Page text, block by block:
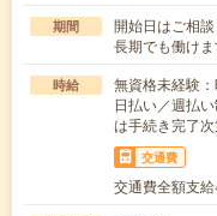
期間
開始日はご相
長期でも働けま
時給
無資格未経験
日払い／週払
は手続き完了次
交通費
交通費全額支